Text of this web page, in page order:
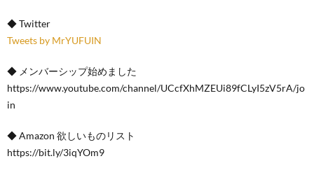
◆ Twitter
Tweets by MrYUFUIN
◆ メンバーシップ始めました
https://www.youtube.com/channel/UCcfXhMZEUi89fCLyI5zV5rA/jo
in
◆ Amazon 欲しいものリスト
https://bit.ly/3iqYOm9